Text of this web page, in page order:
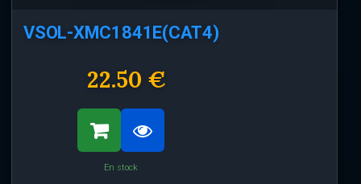
VSOL-XMC1841E(CAT4)
22.50 €
En stock